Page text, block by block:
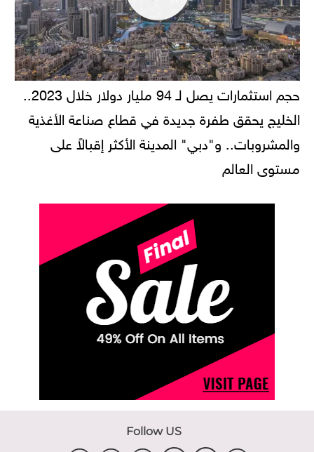
حجم استثمارات يصل لـ 94 مليار دولار خلال 2023..
الخليج يحقق طفرة جديدة في قطاع صناعة الأغذية
والمشروبات.. و"دبي" المدينة الأكثر إقبالاً على
مستوى العالم
Follow US